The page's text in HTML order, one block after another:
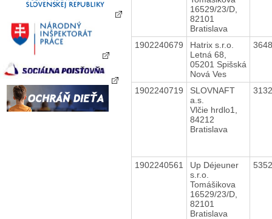
16529/23/D,
82101
Bratislava
1902240679
Hatrix s.r.o.
Letná 68,
05201 Spišská
Nová Ves
1902240719
SLOVNAFT
a.s.
Vlčie hrdlo1,
84212
Bratislava
1902240561
Up Déjeuner
s.r.o.
Tomášikova
16529/23/D,
82101
Bratislava